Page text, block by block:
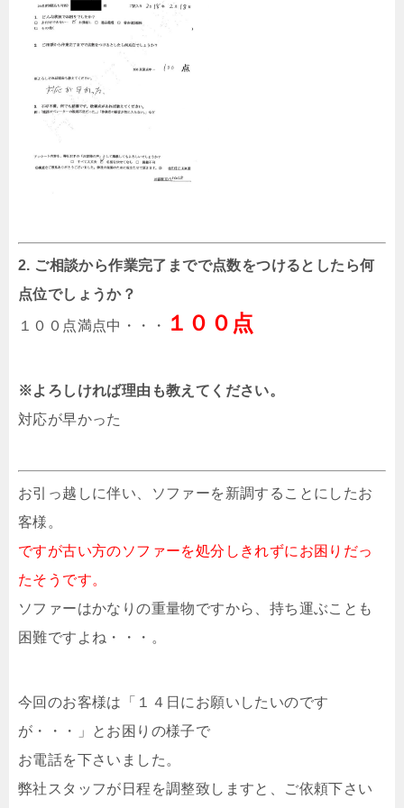
2. ご相談から作業完了までで点数をつけるとしたら何
点位でしょうか？
１００点満点中・・・ １００点
※よろしければ理由も教えてください。
対応が早かった
お引っ越しに伴い、ソファーを新調することにしたお
客様。
ですが古い方のソファーを処分しきれずにお困りだっ
たそうです。
ソファーはかなりの重量物ですから、持ち運ぶことも
困難ですよね・・・。
今回のお客様は「１４日にお願いしたいのです
が・・・」とお困りの様子で
お電話を下さいました。
弊社スタッフが日程を調整致しますと、ご依頼下さい